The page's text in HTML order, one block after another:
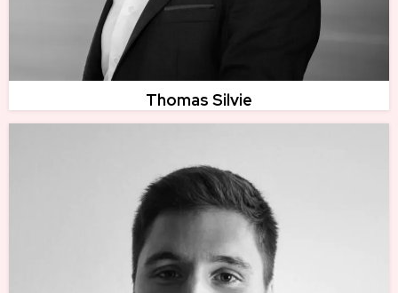
Thomas Silvie